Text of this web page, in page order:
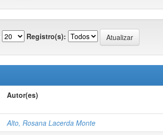
Registro(s):
Autor(es)
Alto, Rosana Lacerda Monte